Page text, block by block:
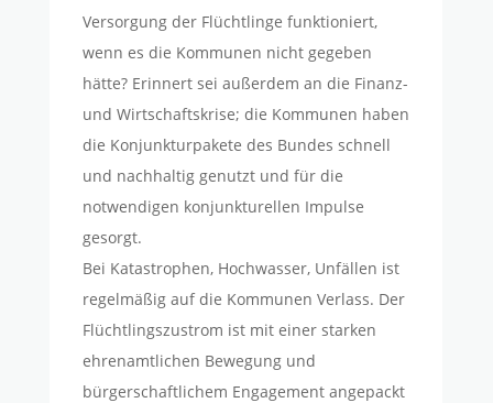
Versorgung der Flüchtlinge funktioniert,
wenn es die Kommunen nicht gegeben
hätte? Erinnert sei außerdem an die Finanz-
und Wirtschaftskrise; die Kommunen haben
die Konjunkturpakete des Bundes schnell
und nachhaltig genutzt und für die
notwendigen konjunkturellen Impulse
gesorgt.
Bei Katastrophen, Hochwasser, Unfällen ist
regelmäßig auf die Kommunen Verlass. Der
Flüchtlingszustrom ist mit einer starken
ehrenamtlichen Bewegung und
bürgerschaftlichem Engagement angepackt